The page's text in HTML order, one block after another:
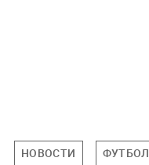
НОВОСТИ ФУТБОЛ